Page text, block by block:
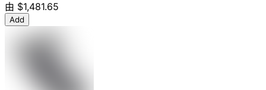
由 $1,481.65
Add